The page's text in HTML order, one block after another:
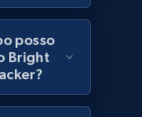
and more.
Comece agora
posso
Bright